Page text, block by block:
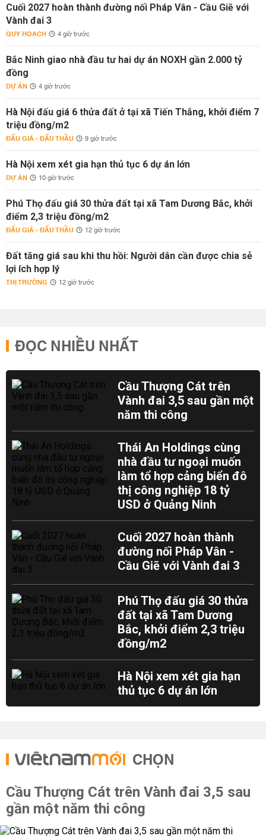
Cuối 2027 hoàn thành đường nối Pháp Vân - Cầu Giẽ với
Vành đai 3
QUY HOẠCH 4 giờ trước
Bắc Ninh giao nhà đầu tư hai dự án NOXH gần 2.000 tỷ
đồng
DỰ ÁN 4 giờ trước
Hà Nội đấu giá 6 thửa đất ở tại xã Tiến Thắng, khởi điểm 7
triệu đồng/m2
ĐẤU GIÁ - ĐẤU THẦU 9 giờ trước
Hà Nội xem xét gia hạn thủ tục 6 dự án lớn
DỰ ÁN 10 giờ trước
Phú Thọ đấu giá 30 thửa đất tại xã Tam Dương Bắc, khởi
điểm 2,3 triệu đồng/m2
ĐẤU GIÁ - ĐẤU THẦU 12 giờ trước
Đất tăng giá sau khi thu hồi: Người dân cần được chia sẻ
lợi ích hợp lý
THỊ TRƯỜNG 12 giờ trước
ĐỌC NHIỀU NHẤT
Cầu Thượng Cát trên
Vành đai 3,5 sau gần một
năm thi công
Thái An Holdings cùng
nhà đầu tư ngoại muốn
làm tổ hợp cảng biển đô
thị công nghiệp 18 tỷ
USD ở Quảng Ninh
Cuối 2027 hoàn thành
đường nối Pháp Vân -
Cầu Giẽ với Vành đai 3
Phú Thọ đấu giá 30 thửa
đất tại xã Tam Dương
Bắc, khởi điểm 2,3 triệu
đồng/m2
Hà Nội xem xét gia hạn
thủ tục 6 dự án lớn
CHỌN
Cầu Thượng Cát trên Vành đai 3,5 sau
gần một năm thi công